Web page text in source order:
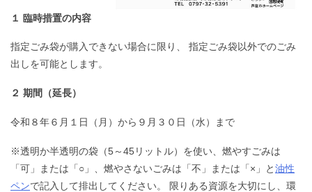
１ 臨時措置の内容
指定ごみ袋が購入できない場合に限り、 指定ごみ袋以外でのごみ
出しを可能とします。
２ 期間（延長）
令和８年６月１日（月）から９月３０日（水）まで
※透明か半透明の袋（5～45リットル）を使い、燃やすごみは
「可」または「○」、燃やさないごみは「不」または「×」と油性
ペンで記入して排出してください。 限りある資源を大切にし、環